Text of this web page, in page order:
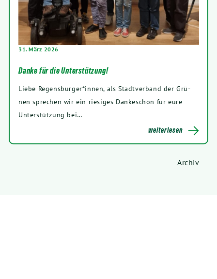
31. März 2026
Danke für die Unterstützung!
Lie­be Regensburger*innen, als Stadt­ver­band der Grü­
nen spre­chen wir ein rie­si­ges Dan­ke­schön für eure
Unter­stüt­zung bei…
wei­ter­le­sen
Archiv